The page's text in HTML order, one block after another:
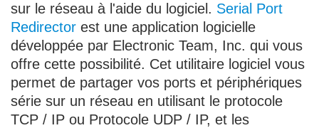
sur le réseau à l'aide du logiciel. Serial Port
Redirector est une application logicielle
développée par Electronic Team, Inc. qui vous
offre cette possibilité. Cet utilitaire logiciel vous
permet de partager vos ports et périphériques
série sur un réseau en utilisant le protocole
TCP / IP ou Protocole UDP / IP, et les